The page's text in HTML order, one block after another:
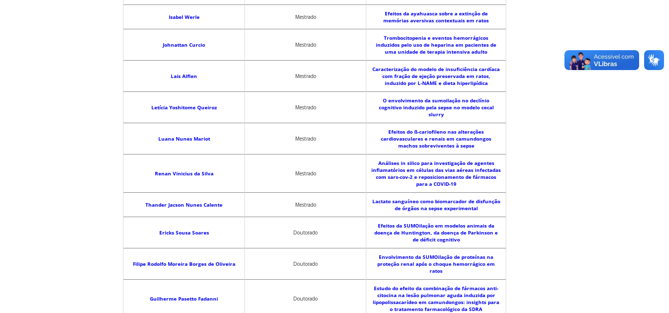
Isabel Werle Mestrado
Efeitos da ayahuasca sobre a extinção de
memórias aversivas contextuais em ratos
Johnattan Curcio Mestrado
Trombocitopenia e eventos hemorrágicos
induzidos pelo uso de heparina em pacientes de
uma unidade de terapia intensiva adulto
Lais Alflen Mestrado
Caracterização do modelo de insuficiência cardíaca
com fração de ejeção preservada em ratos,
induzido por L-NAME e dieta hiperlipídica
Letícia Yoshitome Queiroz Mestrado
O envolvimento da sumoilação no declínio
cognitivo induzido pela sepse no modelo cecal
slurry
Luana Nunes Mariot Mestrado
Efeitos do ß-cariofileno nas alterações
cardiovasculares e renais em camundongos
machos sobreviventes à sepse
Renan Vinicius da Silva Mestrado
Análises in silico para investigação de agentes
inflamatórios em células das vias aéreas infectadas
com sars-cov-2 e reposicionamento de fármacos
para a COVID-19
Thander Jacson Nunes Calente Mestrado
Lactato sanguíneo como biomarcador de disfunção
de órgãos na sepse experimental
Ericks Sousa Soares Doutorado
Efeitos da SUMOilação em modelos animais da
doença de Huntington, da doença de Parkinson e
de déficit cognitivo
Filipe Rodolfo Moreira Borges de Oliveira Doutorado
Envolvimento da SUMOilação de proteínas na
proteção renal após o choque hemorrágico em
ratos
Guilherme Pasetto Fadanni Doutorado
Estudo do efeito da combinação de fármacos anti-
citocina na lesão pulmonar aguda induzida por
lipopolissacarídeo em camundongos: insights para
o tratamento farmacológico da SDRA